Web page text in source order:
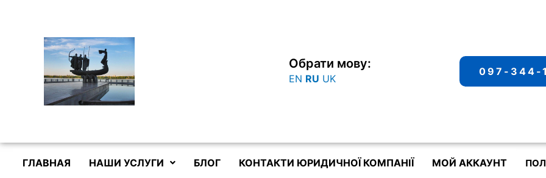
содержимому
Обрати мову:
EN RU UK
097-344-
ГЛАВНАЯ НАШИ УСЛУГИ БЛОГ КОНТАКТИ ЮРИДИЧНОЇ КОМПАНІЇ МОЙ АККАУНТ